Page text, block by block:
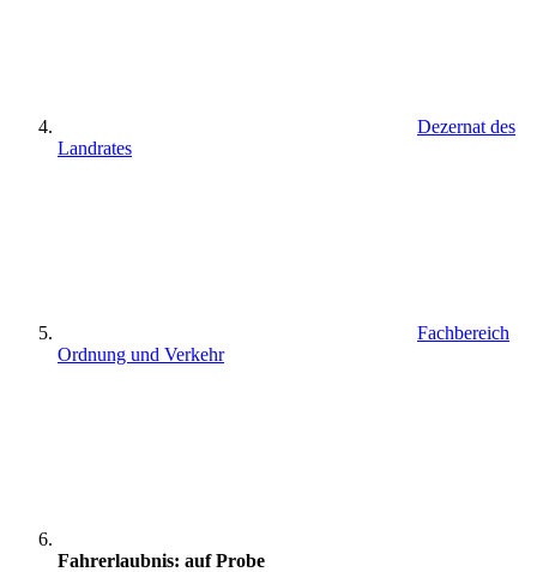
Dezernat des
Landrates
Fachbereich
Ordnung und Verkehr
Fahrerlaubnis: auf Probe